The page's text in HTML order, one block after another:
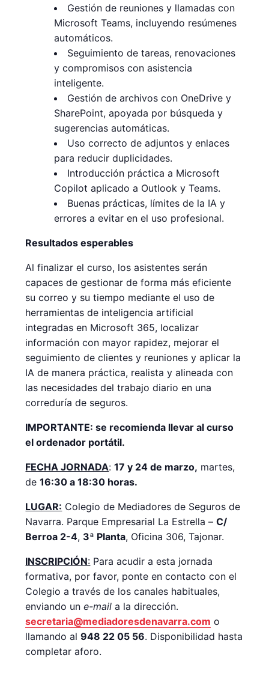
Gestión de reuniones y llamadas con
Microsoft Teams, incluyendo resúmenes
automáticos.
Seguimiento de tareas, renovaciones
y compromisos con asistencia
inteligente.
Gestión de archivos con OneDrive y
SharePoint, apoyada por búsqueda y
sugerencias automáticas.
Uso correcto de adjuntos y enlaces
para reducir duplicidades.
Introducción práctica a Microsoft
Copilot aplicado a Outlook y Teams.
Buenas prácticas, límites de la IA y
errores a evitar en el uso profesional.
Resultados esperables
Al finalizar el curso, los asistentes serán
capaces de gestionar de forma más eficiente
su correo y su tiempo mediante el uso de
herramientas de inteligencia artificial
integradas en Microsoft 365, localizar
información con mayor rapidez, mejorar el
seguimiento de clientes y reuniones y aplicar la
IA de manera práctica, realista y alineada con
las necesidades del trabajo diario en una
correduría de seguros.
IMPORTANTE: se recomienda llevar al curso
el ordenador portátil.
FECHA JORNADA:17 y 24 de marzo, martes,
de16:30 a 18:30 horas.
LUGAR: Colegio de Mediadores de Seguros de
Navarra. Parque Empresarial La Estrella –C/
Berroa 2-4, 3ª Planta, Oficina 306, Tajonar.
INSCRIPCIÓN: Para acudir a esta jornada
formativa, por favor, ponte en contacto con el
Colegio a través de los canales habituales,
enviando une-mail a la dirección.
secretaria@mediadoresdenavarra.com o
llamando al948 22 05 56. Disponibilidad hasta
completar aforo.